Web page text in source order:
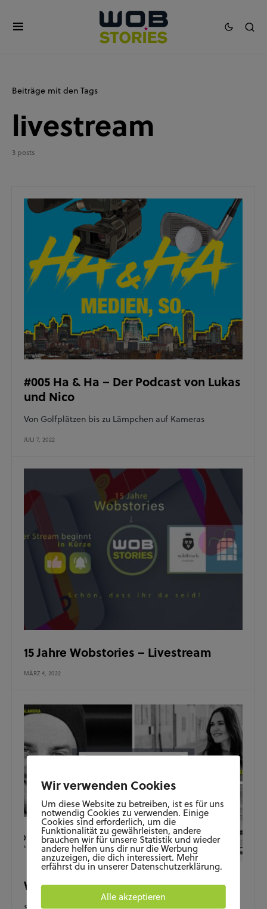
Beiträge mit den Tags
livestream
3 posts
#005 Ha & Ha – Der Podcast von Lukas
und Nico
Von Golfplätzen bis zu Lämpchen auf Kameras
JULI 7, 2022
15 Jahre Wobstories – Livestream
MÄRZ 4, 2022
WebbeatCorona Teil II
Wir verwenden Cookies
Um diese Website zu betreiben, ist es für uns
notwendig Cookies zu verwenden. Einige
Cookies sind erforderlich, um die
Funktionalität zu gewährleisten, andere
brauchen wir für unsere Statistik und wieder
andere helfen uns dir nur die Werbung
anzuzeigen, die dich interessiert. Mehr
erfährst du in unserer Datenschutzerklärung.
Alle akzeptieren